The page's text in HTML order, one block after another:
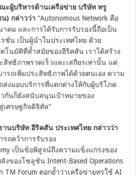
ผู้บริหารด้านเครือข่าย บริษัท ทรู
) กล่าวว่า “Autonomous Network คือ
คม และการได้รับการรับรองนี้ถือเป็น
ชั่น เป็นผู้นำในประเทศไทย ด้วย
โนมัติที่ล้ำสมัยของอีริคสัน เราได้สร้าง
สิทธิภาพรวดเร็วและเสถียรเท่านั้น แต่
รถเพิ่มประสิทธิภาพได้ด้วยตนเอง ความ
ส่งมอบบริการที่แตกต่างให้กับผู้บริโภค
กันก็ยังสนับสนุนเป้าหมายของ
เศรษฐกิจดิจิทัล”
านบริษัท อีริคสัน ประเทศไทย กล่าวว่า
รถคว้าการรับรอง
เป็นข้อพิสูจน์ถึงความแข็งแกร่งของ
งของโซลูชัน Intent-Based Operations
TM Forum ตอกย้ำว่าเครือข่ายทรูใช้ AI